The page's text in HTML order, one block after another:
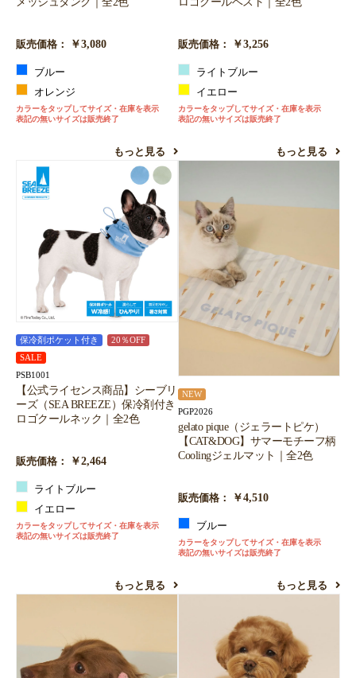
販売価格： ￥3,080
ブルー
オレンジ
カラーをタップしてサイズ・在庫を表示
表記の無いサイズは販売終了
もっと見る
販売価格： ￥3,256
ライトブルー
イエロー
カラーをタップしてサイズ・在庫を表示
表記の無いサイズは販売終了
もっと見る
保冷剤ポケット付き
20％OFF
SALE
PSB1001
【公式ライセンス商品】シーブリ
ーズ（SEA BREEZE）保冷剤付き
ロゴクールネック｜全2色
販売価格： ￥2,464
ライトブルー
イエロー
カラーをタップしてサイズ・在庫を表示
表記の無いサイズは販売終了
もっと見る
NEW
PGP2026
gelato pique（ジェラートピケ）
【CAT&DOG】サマーモチーフ柄
Coolingジェルマット｜全2色
販売価格： ￥4,510
ブルー
カラーをタップしてサイズ・在庫を表示
表記の無いサイズは販売終了
もっと見る